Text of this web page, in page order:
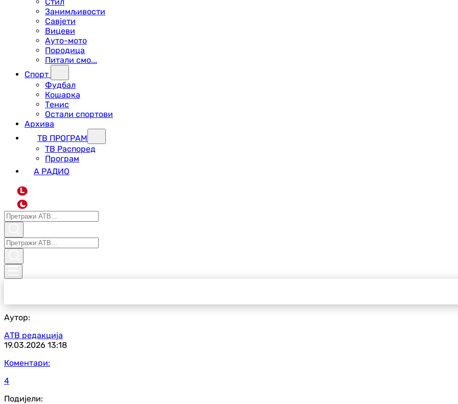
Занимљивости
Савјети
Вицеви
Ауто-мото
Породица
Питали смо...
Спорт
Фудбал
Кошарка
Тенис
Остали спортови
Архива
ТВ ПРОГРАМ
ТВ Распоред
Програм
А РАДИО
L
Аутор:
АТВ редакција
19.03.2026 13:18
Коментари:
4
Подијели: